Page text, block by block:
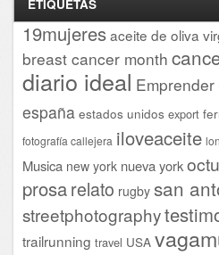
ETIQUETAS
19mujeresaceite de oliva
breast cancer month
diario ideal Emprender
españa estados unidos export
fotografía callejera iloveaceite
Musica new york nueva york
prosarelato rugby san
streetphotography
trailrunning travel USA